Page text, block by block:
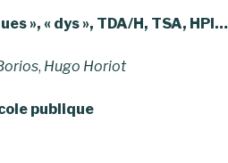
», « dys », TDA/H, TSA,
, Hugo Horiot
publique